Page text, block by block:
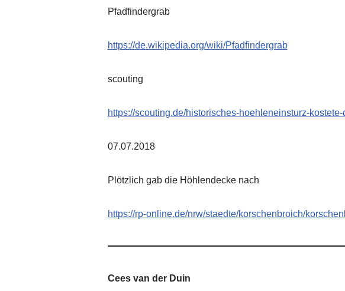
Pfadfindergrab
https://de.wikipedia.org/wiki/Pfadfindergrab
scouting
https://scouting.de/historisches-hoehleneinsturz-
07.07.2018
Plötzlich gab die Höhlendecke nach
https://rp-online.de/nrw/staedte/korschenbroich/
Cees van der Duin